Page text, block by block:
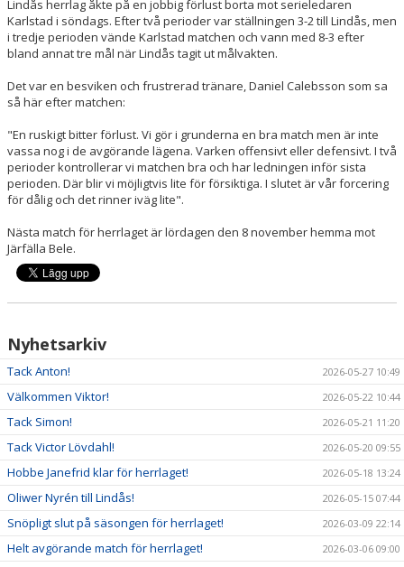
Lindås herrlag åkte på en jobbig förlust borta mot serieledaren
Karlstad i söndags. Efter två perioder var ställningen 3-2 till Lindås, men
i tredje perioden vände Karlstad matchen och vann med 8-3 efter
bland annat tre mål när Lindås tagit ut målvakten.
Det var en besviken och frustrerad tränare, Daniel Calebsson som sa
så här efter matchen:
"En ruskigt bitter förlust. Vi gör i grunderna en bra match men är inte
vassa nog i de avgörande lägena. Varken offensivt eller defensivt. I två
perioder kontrollerar vi matchen bra och har ledningen inför sista
perioden. Där blir vi möjligtvis lite för försiktiga. I slutet är vår forcering
för dålig och det rinner iväg lite".
Nästa match för herrlaget är lördagen den 8 november hemma mot
Järfälla Bele.
Nyhetsarkiv
Tack Anton! 2026-05-27 10:49
Välkommen Viktor! 2026-05-22 10:44
Tack Simon! 2026-05-21 11:20
Tack Victor Lövdahl! 2026-05-20 09:55
Hobbe Janefrid klar för herrlaget! 2026-05-18 13:24
Oliwer Nyrén till Lindås! 2026-05-15 07:44
Snöpligt slut på säsongen för herrlaget! 2026-03-09 22:14
Helt avgörande match för herrlaget! 2026-03-06 09:00